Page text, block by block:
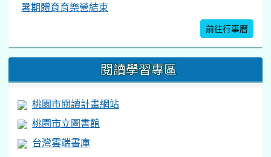
暑期體育育樂營結束
前往行事曆
閱讀學習專區
桃園市閱讀計畫網站
桃園市立圖書館
台灣雲端書庫